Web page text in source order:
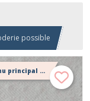
possible
Cet article n'est plus proposé, retournez au menu principal ou contactez moi!